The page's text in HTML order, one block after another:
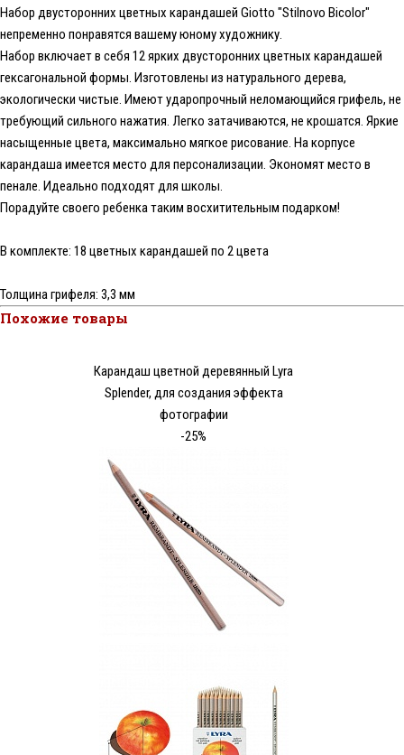
Набор двусторонних цветных карандашей Giotto "Stilnovo Bicolor"
непременно понравятся вашему юному художнику.
Набор включает в себя 12 ярких двусторонних цветных карандашей
гексагональной формы. Изготовлены из натурального дерева,
экологически чистые. Имеют ударопрочный неломающийся грифель, не
требующий сильного нажатия. Легко затачиваются, не крошатся. Яркие
насыщенные цвета, максимально мягкое рисование. На корпусе
карандаша имеется место для персонализации. Экономят место в
пенале. Идеально подходят для школы.
Порадуйте своего ребенка таким восхитительным подарком!
В комплекте: 18 цветных карандашей по 2 цвета
Толщина грифеля: 3,3 мм
Похожие товары
Карандаш цветной деревянный Lyra
Splender, для создания эффекта
фотографии
-25%